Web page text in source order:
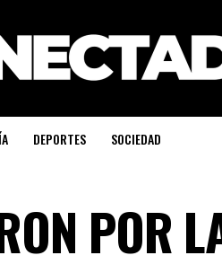
DEPORTES SOCIEDAD
POR